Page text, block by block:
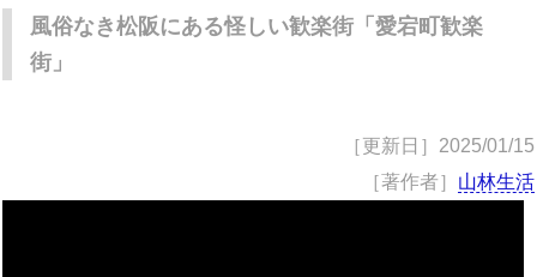
風俗なき松阪にある怪しい歓楽街「愛宕町歓楽
街」
［更新日］ 2025/01/15
［著作者］ 山林生活